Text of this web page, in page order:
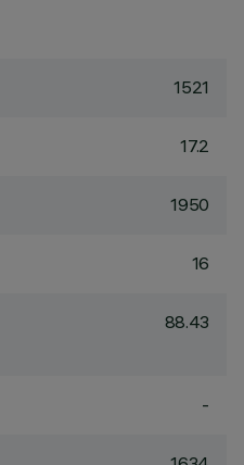
1521
17.2
1950
16
88.43
-